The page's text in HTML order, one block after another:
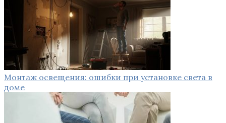
Монтаж освещения: ошибки при установке света в
доме